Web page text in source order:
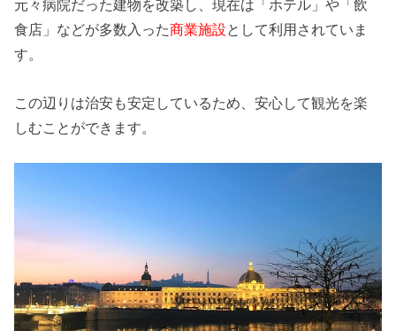
元々病院だった建物を改築し、現在は「ホテル」や「飲
食店」などが多数入った商業施設として利用されていま
す。
この辺りは治安も安定しているため、安心して観光を楽
しむことができます。